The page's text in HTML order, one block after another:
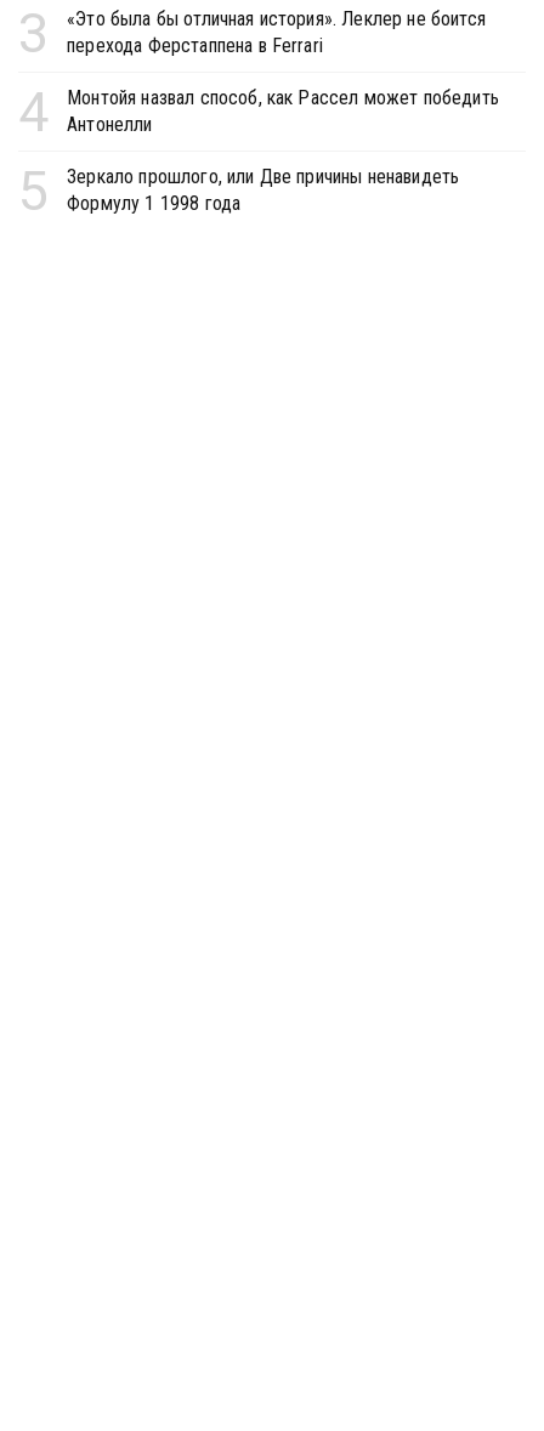
3
«Это была бы отличная история». Леклер не боится
перехода Ферстаппена в Ferrari
4
Монтойя назвал способ, как Рассел может победить
Антонелли
5
Зеркало прошлого, или Две причины ненавидеть
Формулу 1 1998 года